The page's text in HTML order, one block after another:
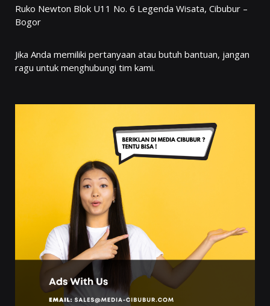
Ruko Newton Blok U11 No. 6 Legenda Wisata, Cibubur –
Bogor
Jika Anda memiliki pertanyaan atau butuh bantuan, jangan
ragu untuk menghubungi tim kami.